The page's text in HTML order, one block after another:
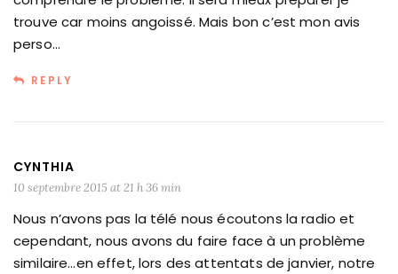
trouve car moins angoissé. Mais bon c’est mon avis
perso…
REPLY
CYNTHIA
10 septembre 2015 at 21 h 36 min
Nous n’avons pas la télé nous écoutons la radio et
cependant, nous avons du faire face à un problème
similaire…en effet, lors des attentats de janvier, notre